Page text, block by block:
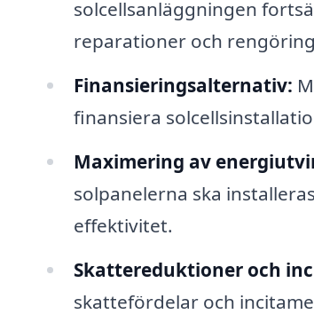
solcellsanläggningen
reparationer och
Finansieringsalternativ:
finansiera
Maximering av
solpanelerna ska
effektivitet.
Skattereduktioner och
skattefördelar och